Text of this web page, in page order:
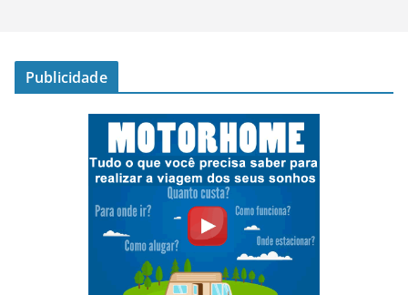
Publicidade